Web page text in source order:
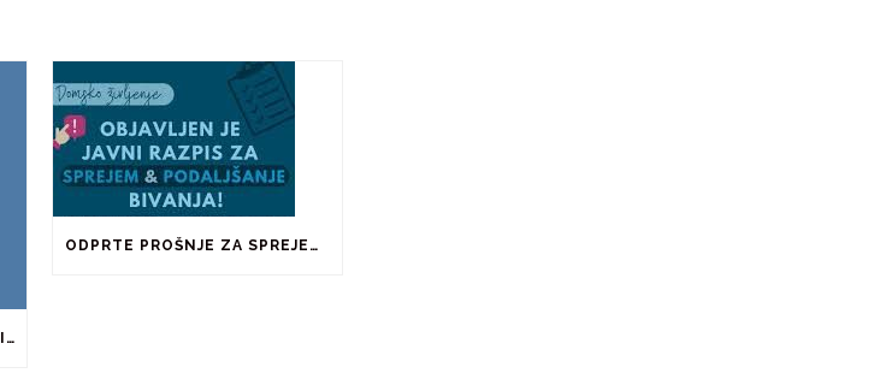
OBVESTILO O VIŠINI OSKRBNINE ZA ŠOLSKO LETO 2026/2027
ODPRTE PROŠNJE ZA SPREJEM IN PODALJŠANJE BIVANJA V ŠTUDENTSKIH DOMOVIH IN PRI ZASEBNIKIH